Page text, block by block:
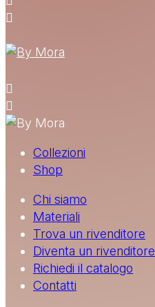
Collezioni
Shop
Chi siamo
Materiali
Trova un rivenditore
Diventa un rivenditore
Richiedi il catalogo
Contatti